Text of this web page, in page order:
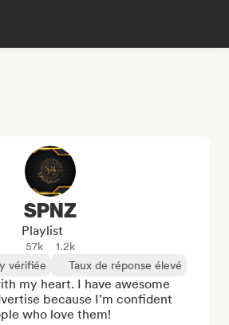
SPNZ
Playlist
57k
1.2k
vérifiée
Taux de réponse élevé
my heart. I have awesome
because I'm confident
who love them!